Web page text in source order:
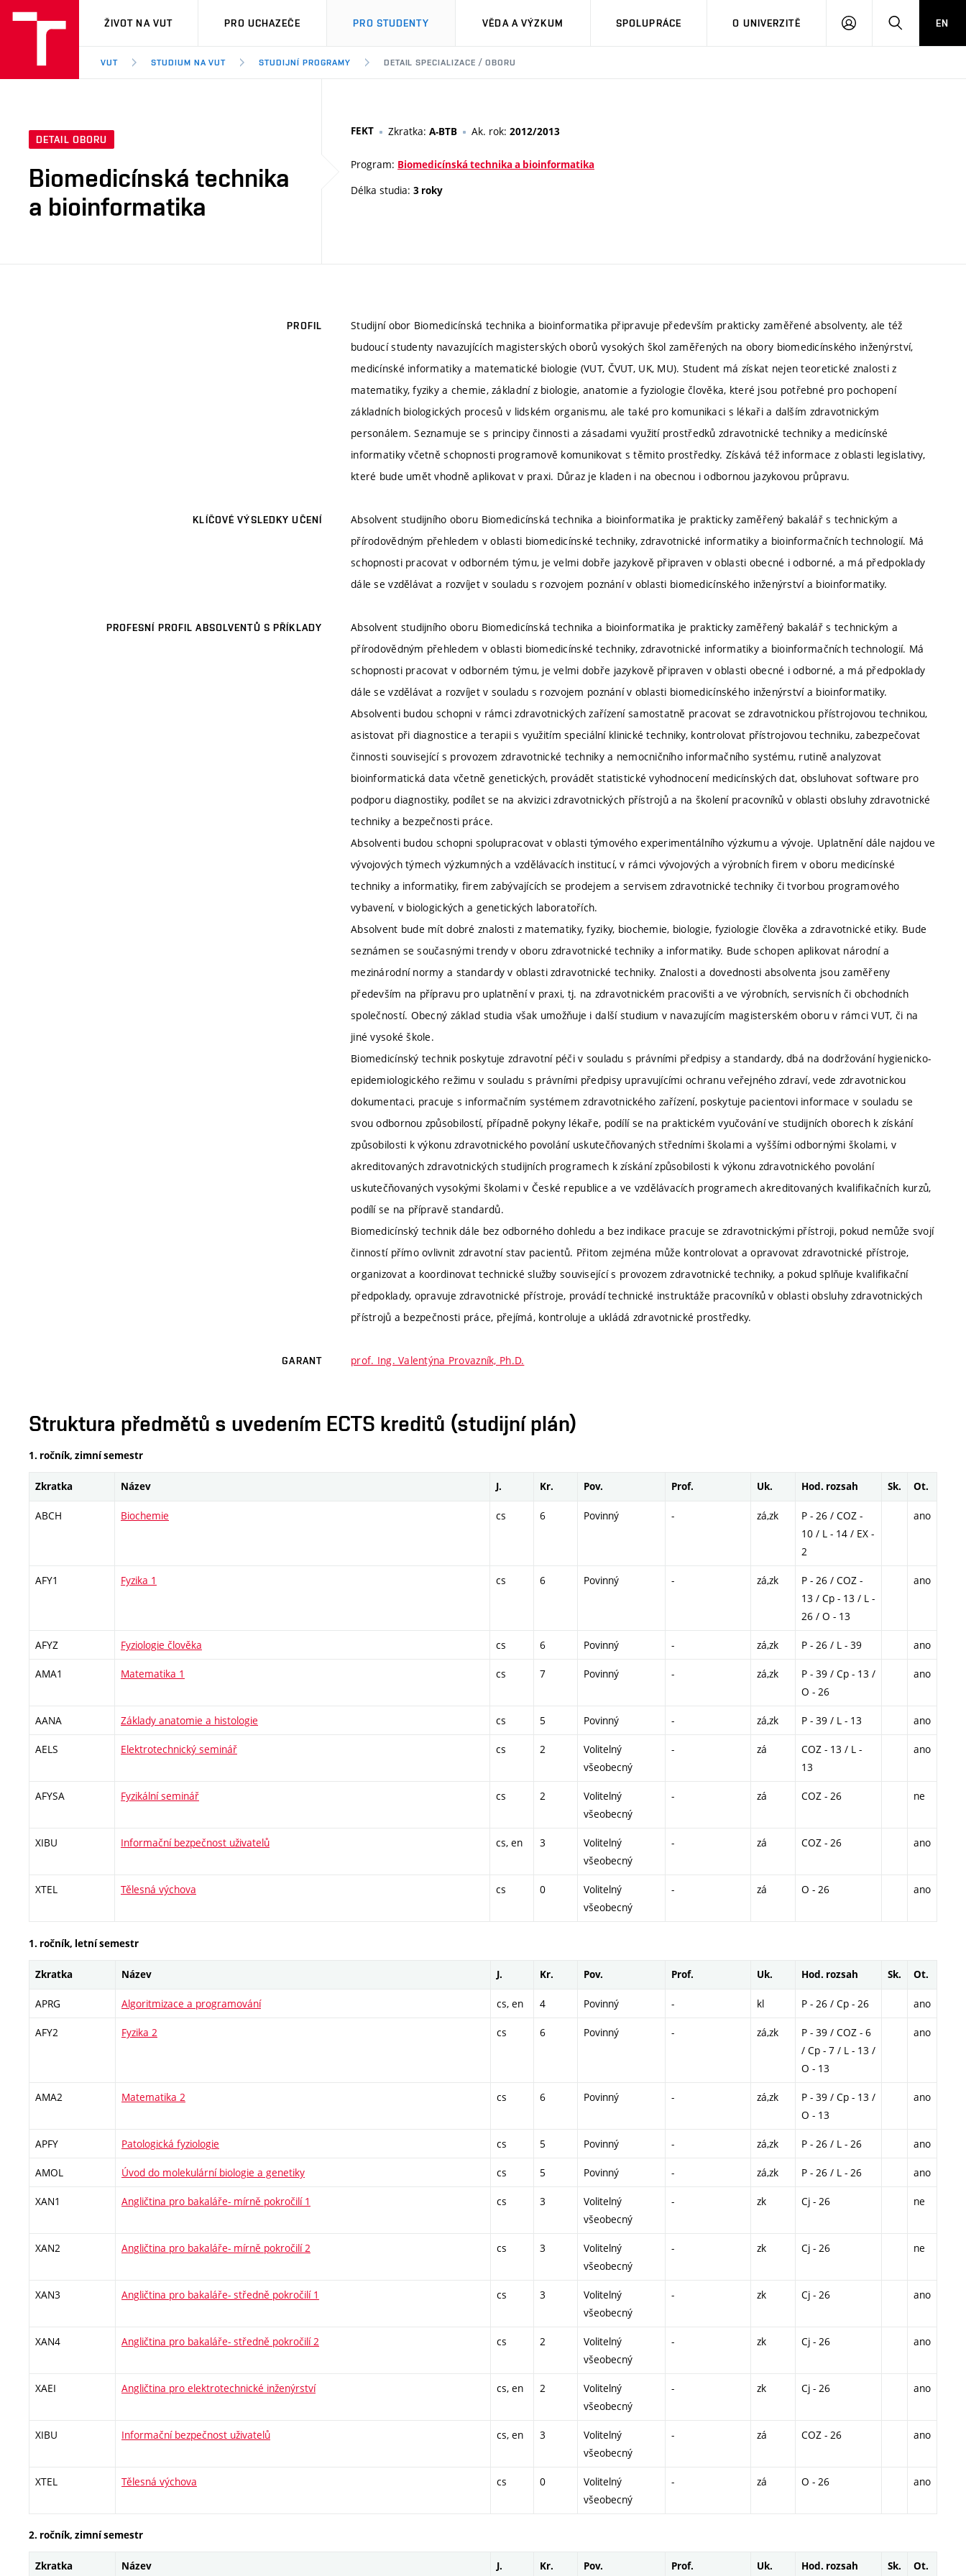
VUT
ŽIVOT NA VUT PRO UCHAZEČE PRO STUDENTY VĚDA A VÝZKUM SPOLUPRÁCE O UNIVERZITĚ
PŘIHLÁSIT HLEDATEN
VUT STUDIUM NA VUT STUDIJNÍ PROGRAMY DETAIL SPECIALIZACE / OBORU
DETAIL OBORU
Biomedicínská technika
a bioinformatika
FEKT Zkratka: A-BTB Ak. rok: 2012/2013
Program: Biomedicínská technika a bioinformatika
Délka studia: 3 roky
PROFIL
Studijní obor Biomedicínská technika a bioinformatika připravuje především prakticky zaměřené absolventy, ale též
budoucí studenty navazujících magisterských oborů vysokých škol zaměřených na obory biomedicínského inženýrství,
medicínské informatiky a matematické biologie (VUT, ČVUT, UK, MU). Student má získat nejen teoretické znalosti z
matematiky, fyziky a chemie, základní z biologie, anatomie a fyziologie člověka, které jsou potřebné pro pochopení
základních biologických procesů v lidském organismu, ale také pro komunikaci s lékaři a dalším zdravotnickým
personálem. Seznamuje se s principy činnosti a zásadami využití prostředků zdravotnické techniky a medicínské
informatiky včetně schopnosti programově komunikovat s těmito prostředky. Získává též informace z oblasti legislativy,
které bude umět vhodně aplikovat v praxi. Důraz je kladen i na obecnou i odbornou jazykovou průpravu.
KLÍČOVÉ VÝSLEDKY UČENÍ
Absolvent studijního oboru Biomedicínská technika a bioinformatika je prakticky zaměřený bakalář s technickým a
přírodovědným přehledem v oblasti biomedicínské techniky, zdravotnické informatiky a bioinformačních technologií. Má
schopnosti pracovat v odborném týmu, je velmi dobře jazykově připraven v oblasti obecné i odborné, a má předpoklady
dále se vzdělávat a rozvíjet v souladu s rozvojem poznání v oblasti biomedicínského inženýrství a bioinformatiky.
PROFESNÍ PROFIL ABSOLVENTŮ S PŘÍKLADY
Absolvent studijního oboru Biomedicínská technika a bioinformatika je prakticky zaměřený bakalář s technickým a
přírodovědným přehledem v oblasti biomedicínské techniky, zdravotnické informatiky a bioinformačních technologií. Má
schopnosti pracovat v odborném týmu, je velmi dobře jazykově připraven v oblasti obecné i odborné, a má předpoklady
dále se vzdělávat a rozvíjet v souladu s rozvojem poznání v oblasti biomedicínského inženýrství a bioinformatiky.
Absolventi budou schopni v rámci zdravotnických zařízení samostatně pracovat se zdravotnickou přístrojovou technikou,
asistovat při diagnostice a terapii s využitím speciální klinické techniky, kontrolovat přístrojovou techniku, zabezpečovat
činnosti související s provozem zdravotnické techniky a nemocničního informačního systému, rutině analyzovat
bioinformatická data včetně genetických, provádět statistické vyhodnocení medicínských dat, obsluhovat software pro
podporu diagnostiky, podílet se na akvizici zdravotnických přístrojů a na školení pracovníků v oblasti obsluhy zdravotnické
techniky a bezpečnosti práce.
Absolventi budou schopni spolupracovat v oblasti týmového experimentálního výzkumu a vývoje. Uplatnění dále najdou ve
vývojových týmech výzkumných a vzdělávacích institucí, v rámci vývojových a výrobních firem v oboru medicínské
techniky a informatiky, firem zabývajících se prodejem a servisem zdravotnické techniky či tvorbou programového
vybavení, v biologických a genetických laboratořích.
Absolvent bude mít dobré znalosti z matematiky, fyziky, biochemie, biologie, fyziologie člověka a zdravotnické etiky. Bude
seznámen se současnými trendy v oboru zdravotnické techniky a informatiky. Bude schopen aplikovat národní a
mezinárodní normy a standardy v oblasti zdravotnické techniky. Znalosti a dovednosti absolventa jsou zaměřeny
především na přípravu pro uplatnění v praxi, tj. na zdravotnickém pracovišti a ve výrobních, servisních či obchodních
společností. Obecný základ studia však umožňuje i další studium v navazujícím magisterském oboru v rámci VUT, či na
jiné vysoké škole.
Biomedicínský technik poskytuje zdravotní péči v souladu s právními předpisy a standardy, dbá na dodržování hygienicko-
epidemiologického režimu v souladu s právními předpisy upravujícími ochranu veřejného zdraví, vede zdravotnickou
dokumentaci, pracuje s informačním systémem zdravotnického zařízení, poskytuje pacientovi informace v souladu se
svou odbornou způsobilostí, případně pokyny lékaře, podílí se na praktickém vyučování ve studijních oborech k získání
způsobilosti k výkonu zdravotnického povolání uskutečňovaných středními školami a vyššími odbornými školami, v
akreditovaných zdravotnických studijních programech k získání způsobilosti k výkonu zdravotnického povolání
uskutečňovaných vysokými školami v České republice a ve vzdělávacích programech akreditovaných kvalifikačních kurzů,
podílí se na přípravě standardů.
Biomedicínský technik dále bez odborného dohledu a bez indikace pracuje se zdravotnickými přístroji, pokud nemůže svojí
činností přímo ovlivnit zdravotní stav pacientů. Přitom zejména může kontrolovat a opravovat zdravotnické přístroje,
organizovat a koordinovat technické služby související s provozem zdravotnické techniky, a pokud splňuje kvalifikační
předpoklady, opravuje zdravotnické přístroje, provádí technické instruktáže pracovníků v oblasti obsluhy zdravotnických
přístrojů a bezpečnosti práce, přejímá, kontroluje a ukládá zdravotnické prostředky.
GARANT prof. Ing. Valentýna Provazník, Ph.D.
Struktura předmětů s uvedením ECTS kreditů (studijní plán)
1. ročník, zimní semestr
Zkratka Název J. Kr. Pov. Prof. Uk. Hod. rozsah Sk. Ot.
ABCH Biochemie cs 6 Povinný - zá,zk
P - 26 / COZ -
10 / L - 14 / EX -
2
ano
AFY1 Fyzika 1 cs 6 Povinný - zá,zk
P - 26 / COZ -
13 / Cp - 13 / L -
26 / O - 13
ano
AFYZ Fyziologie člověka cs 6 Povinný - zá,zk P - 26 / L - 39 ano
AMA1 Matematika 1 cs 7 Povinný - zá,zk
P - 39 / Cp - 13 /
O - 26
ano
AANA Základy anatomie a histologie cs 5 Povinný - zá,zk P - 39 / L - 13 ano
AELS Elektrotechnický seminář cs 2
Volitelný
všeobecný
- zá
COZ - 13 / L -
13
ano
AFYSA Fyzikální seminář cs 2
Volitelný
všeobecný
- zá COZ - 26 ne
XIBU Informační bezpečnost uživatelů cs, en 3
Volitelný
všeobecný
- zá COZ - 26 ano
XTEL Tělesná výchova cs 0
Volitelný
všeobecný
- zá O - 26 ano
1. ročník, letní semestr
Zkratka Název J. Kr. Pov. Prof. Uk. Hod. rozsah Sk. Ot.
APRG Algoritmizace a programování cs, en 4 Povinný - kl P - 26 / Cp - 26 ano
AFY2 Fyzika 2 cs 6 Povinný - zá,zk
P - 39 / COZ - 6
/ Cp - 7 / L - 13 /
O - 13
ano
AMA2 Matematika 2 cs 6 Povinný - zá,zk
P - 39 / Cp - 13 /
O - 13
ano
APFY Patologická fyziologie cs 5 Povinný - zá,zk P - 26 / L - 26 ano
AMOL Úvod do molekulární biologie a genetiky cs 5 Povinný - zá,zk P - 26 / L - 26 ano
XAN1 Angličtina pro bakaláře- mírně pokročilí 1 cs 3
Volitelný
všeobecný
- zk Cj - 26 ne
XAN2 Angličtina pro bakaláře- mírně pokročilí 2 cs 3
Volitelný
všeobecný
- zk Cj - 26 ne
XAN3 Angličtina pro bakaláře- středně pokročilí 1 cs 3
Volitelný
všeobecný
- zk Cj - 26 ano
XAN4 Angličtina pro bakaláře- středně pokročilí 2 cs 2
Volitelný
všeobecný
- zk Cj - 26 ano
XAEI Angličtina pro elektrotechnické inženýrství cs, en 2
Volitelný
všeobecný
- zk Cj - 26 ano
XIBU Informační bezpečnost uživatelů cs, en 3
Volitelný
všeobecný
- zá COZ - 26 ano
XTEL Tělesná výchova cs 0
Volitelný
všeobecný
- zá O - 26 ano
2. ročník, zimní semestr
Zkratka Název J. Kr. Pov. Prof. Uk. Hod. rozsah Sk. Ot.